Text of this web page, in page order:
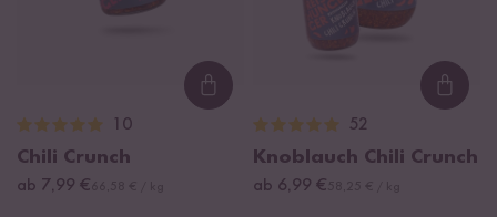
Loading...
10
Chili Crunch
ab 7,99 €
52
Knoblauch Chili Crunch
ab 6,99 €